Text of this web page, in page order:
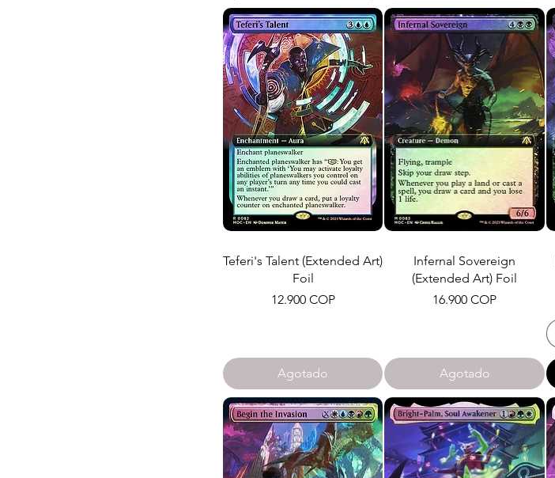
Teferi's Talent (Extended Art)
Foil
Precio
12.900 COP
Agotado
Infernal Sovereign
(Extended Art) Foil
Precio
16.900 COP
Agotado